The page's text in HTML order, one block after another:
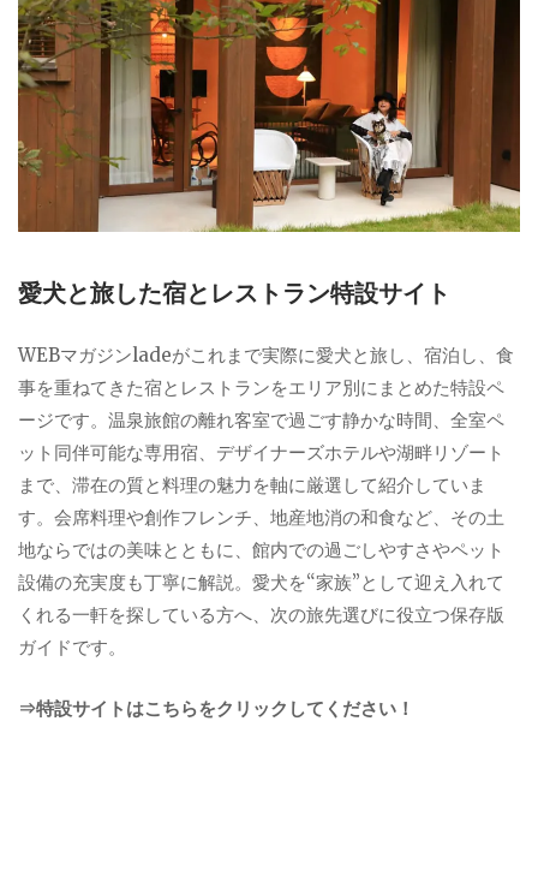
愛犬と旅した宿とレストラン特設サイト
WEBマガジンladeがこれまで実際に愛犬と旅し、宿泊し、食
事を重ねてきた宿とレストランをエリア別にまとめた特設ペ
ージです。温泉旅館の離れ客室で過ごす静かな時間、全室ペ
ット同伴可能な専用宿、デザイナーズホテルや湖畔リゾート
まで、滞在の質と料理の魅力を軸に厳選して紹介していま
す。会席料理や創作フレンチ、地産地消の和食など、その土
地ならではの美味とともに、館内での過ごしやすさやペット
設備の充実度も丁寧に解説。愛犬を“家族”として迎え入れて
くれる一軒を探している方へ、次の旅先選びに役立つ保存版
ガイドです。
⇒特設サイトはこちらをクリックしてください！